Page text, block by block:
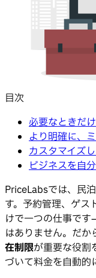
目次
必要なときだ
より明確に、
カスタマイズ
ビジネスを自
PriceLabsでは、民
す。予約管理、ゲス
けで一つの仕事で
はありません。だか
在制限が重要な役割
づいて料金を自動的